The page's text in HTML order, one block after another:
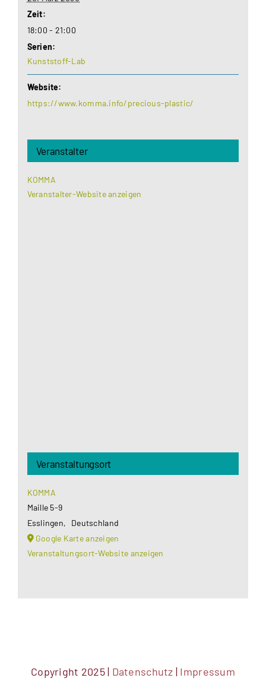
Zeit:
18:00 - 21:00
Serien:
Kunststoff-Lab
Website:
https://www.komma.info/precious-plastic/
Veranstalter
KOMMA
Veranstalter-Website anzeigen
Veranstaltungsort
KOMMA
Maille 5-9
Esslingen,
Deutschland
Google Karte anzeigen
Veranstaltungsort-Website anzeigen
Copyright 2025 | Datenschutz | Impressum